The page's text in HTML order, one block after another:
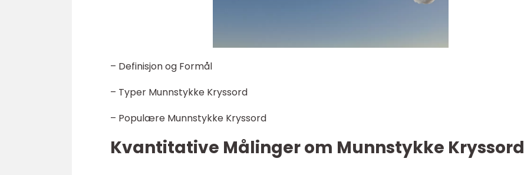
– Definisjon og Formål
– Typer Munnstykke Kryssord
– Populære Munnstykke Kryssord
Kvantitative Målinger om Munnstykke Kryssord